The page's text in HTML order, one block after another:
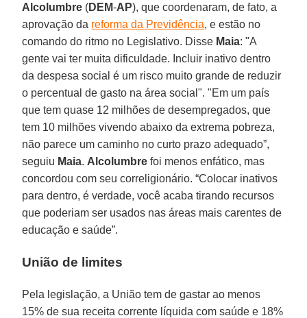
Alcolumbre (DEM-AP), que coordenaram, de fato, a
aprovação da reforma da Previdência, e estão no
comando do ritmo no Legislativo. Disse Maia: "A
gente vai ter muita dificuldade. Incluir inativo dentro
da despesa social é um risco muito grande de reduzir
o percentual de gasto na área social". "Em um país
que tem quase 12 milhões de desempregados, que
tem 10 milhões vivendo abaixo da extrema pobreza,
não parece um caminho no curto prazo adequado”,
seguiu Maia. Alcolumbre foi menos enfático, mas
concordou com seu correligionário. “Colocar inativos
para dentro, é verdade, você acaba tirando recursos
que poderiam ser usados nas áreas mais carentes de
educação e saúde”.
União de limites
Pela legislação, a União tem de gastar ao menos
15% de sua receita corrente líquida com saúde e 18%